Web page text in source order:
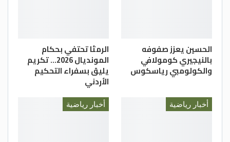
الحسين يعزز صفوفه
بالنيجيري كومولافي
والكولومبي رياسكوس
الرمثا تحتفي بحكام
المونديال 2026… تكريم
يليق بسفراء التحكيم
الأردني
أخبار رياضية أخبار رياضية